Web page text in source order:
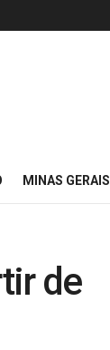
MINAS GERAIS
de